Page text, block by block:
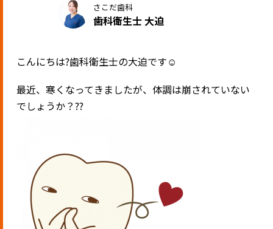
さこだ歯科
歯科衛生士 大迫
こんにちは?歯科衛生士の大迫です☺︎
最近、寒くなってきましたが、体調は崩されていない
でしょうか？??